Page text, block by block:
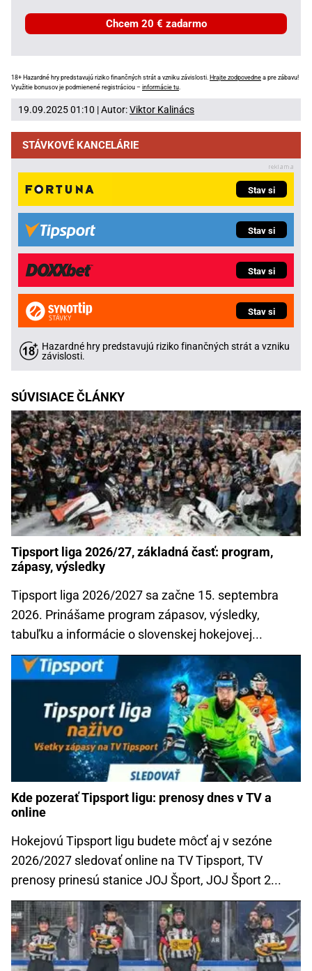
Chcem 20 € zadarmo
18+ Hazardné hry predstavujú riziko finančných strát a vzniku závislosti. Hrajte zodpovedne a pre zábavu!
Využitie bonusov je podmienené registráciou – informácie tu
19.09.2025 01:10 | Autor:Viktor Kalinács
STÁVKOVÉ KANCELÁRIE
Stav si
Stav si
Stav si
Stav si
Hazardné hry predstavujú riziko finančných strát a vzniku
závislosti.
SÚVISIACE ČLÁNKY
Tipsport liga 2026/27, základná časť: program,
zápasy, výsledky
Tipsport liga 2026/2027 sa začne 15. septembra
2026. Prinášame program zápasov, výsledky,
tabuľku a informácie o slovenskej hokejovej...
Kde pozerať Tipsport ligu: prenosy dnes v TV a
online
Hokejovú Tipsport ligu budete môcť aj v sezóne
2026/2027 sledovať online na TV Tipsport, TV
prenosy prinesú stanice JOJ Šport, JOJ Šport 2...